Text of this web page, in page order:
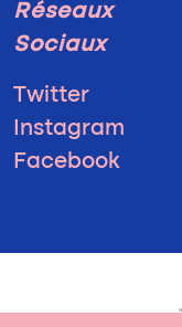
Réseaux
Sociaux
Twitter
Instagram
Facebook